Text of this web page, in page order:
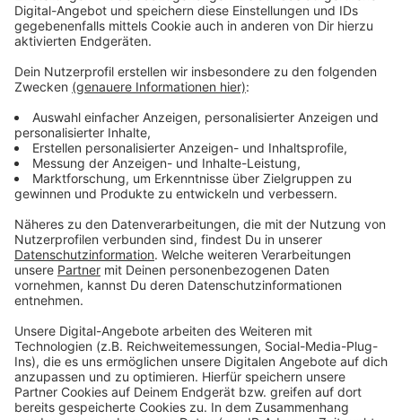
Manuela Feldkamp.
Anzeige
Bürger:innen aus den Abfuhrbezirken A, B, L und K
haben aber gegen Vorlage des Personalausweises die
Möglichkeit, Rest- und Bioabfall ab dem 15. Februar
und bis zum nächsten regulären Abfuhrtermin
kostenfrei an den Recyclinghöfen abzugeben.
Anzeige
Bei Fragen steht der Kundenservice der awm unter
Anzeige